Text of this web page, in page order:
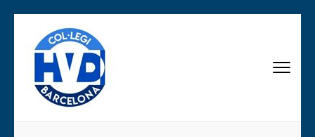
contenido
(presiona
AMPA Scala Dei